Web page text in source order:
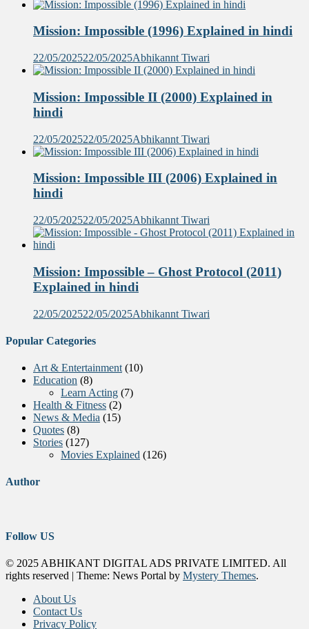
Mission: Impossible (1996) Explained in hindi
22/05/202522/05/2025Abhikannt Tiwari
Mission: Impossible II (2000) Explained in
hindi
22/05/202522/05/2025Abhikannt Tiwari
Mission: Impossible III (2006) Explained in
hindi
22/05/202522/05/2025Abhikannt Tiwari
Mission: Impossible – Ghost Protocol (2011)
Explained in hindi
22/05/202522/05/2025Abhikannt Tiwari
Popular Categories
Art & Entertainment (10)
Education (8)
Learn Acting (7)
Health & Fitness (2)
News & Media (15)
Quotes (8)
Stories (127)
Movies Explained (126)
Author
Follow US
© 2025 ABHIKANT DIGITAL ADS PRIVATE LIMITED. All
rights reserved | Theme: News Portal by Mystery Themes.
About Us
Contact Us
Privacy Policy